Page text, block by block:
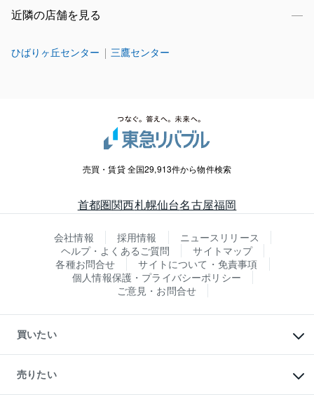
近隣の店舗を見る
ひばりヶ丘センター 三鷹センター
売買・賃貸 全国29,913件から物件検索
首都圏関西札幌仙台名古屋福岡
会社情報 採用情報
ニュースリリース
ヘルプ・よくあるご質問
サイトマップ
各種お問合せ
サイトについて・免責事項
個人情報保護・プライバシーポリシー
ご意見・お問合せ
買いたい
新築・分譲マンションの購入
中古マンションの購入
一戸建ての購入
売りたい